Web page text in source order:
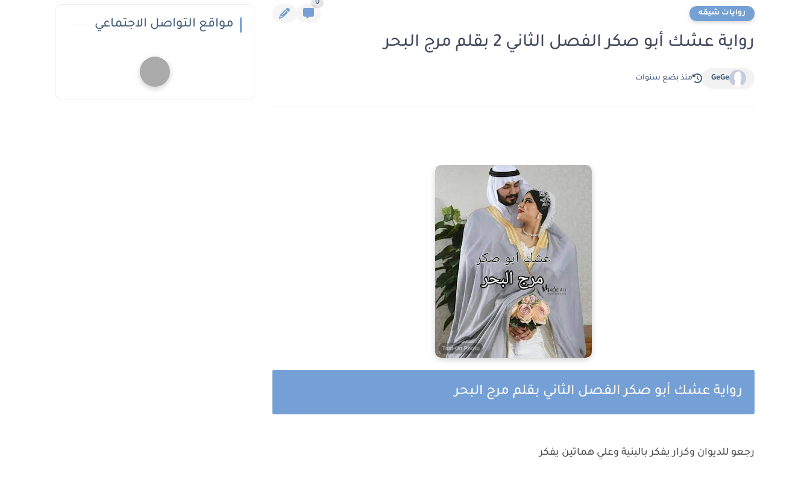
روايات شيقه
0
رواية عشك أبو صكر الفصل الثاني 2 بقلم مرج البحر
GeGe منذ بضع سنوات
رواية عشك أبو صكر الفصل الثاني بقلم مرج البحر
رجعو للديوان وكرار يفكر بالبنية وعلي هماتين يفكر
مواقع التواصل الاجتماعي